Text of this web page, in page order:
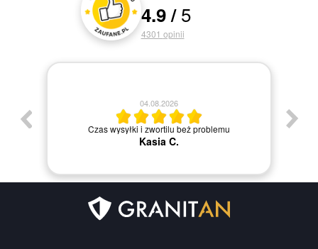
Oceny i recenzje klientów
4.9/5
4301 opinii
04.08.2026
Czas wysyłki i zwortilu beż problemu
Kasia C.